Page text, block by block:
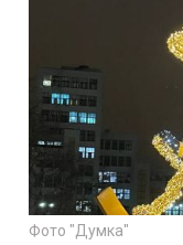
Фото "Думка"